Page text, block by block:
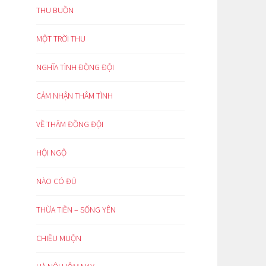
THU BUỒN
MỘT TRỜI THU
NGHĨA TÌNH ĐỒNG ĐỘI
CẢM NHẬN THÂM TÌNH
VỀ THĂM ĐỒNG ĐỘI
HỘI NGỘ
NÀO CÓ ĐỦ
THỪA TIỀN – SỐNG YÊN
CHIỀU MUỘN